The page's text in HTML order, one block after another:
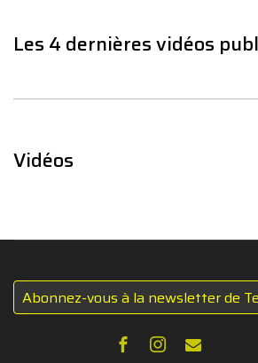
Les 4 dernières vidéos
Vidéos
Abonnez-vous à la newsletter de